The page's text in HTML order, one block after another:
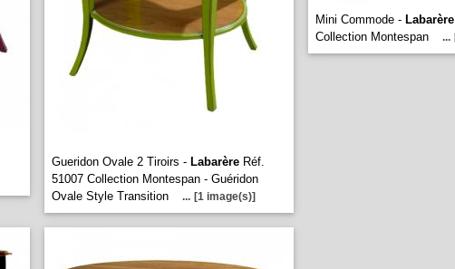
Gueridon Ovale 2 Tiroirs - Labarère Réf.
51007 Collection Montespan - Guéridon
Ovale Style Transition
... [1 image(s)]
Mini Commode - Labarère
Collection Montespan
...